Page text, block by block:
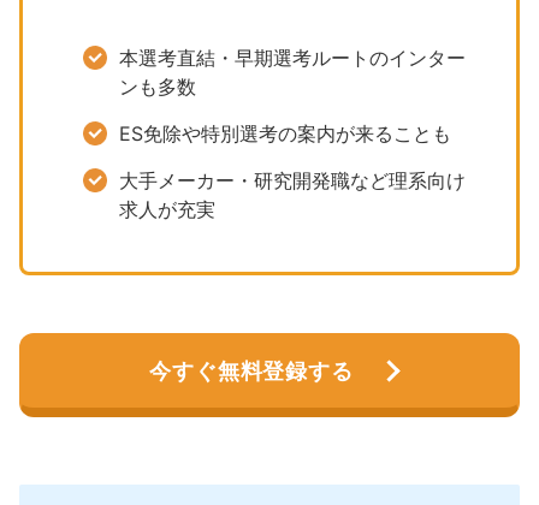
本選考直結・早期選考ルートのインター
ンも多数
ES免除や特別選考の案内が来ることも
大手メーカー・研究開発職など理系向け
求人が充実
今すぐ無料登録する